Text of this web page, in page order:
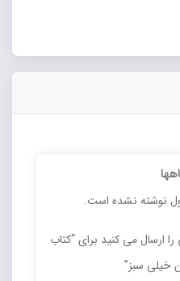
نوشته نشده است.
ارسال می کنید برای “کتاب
خیلی سبز”